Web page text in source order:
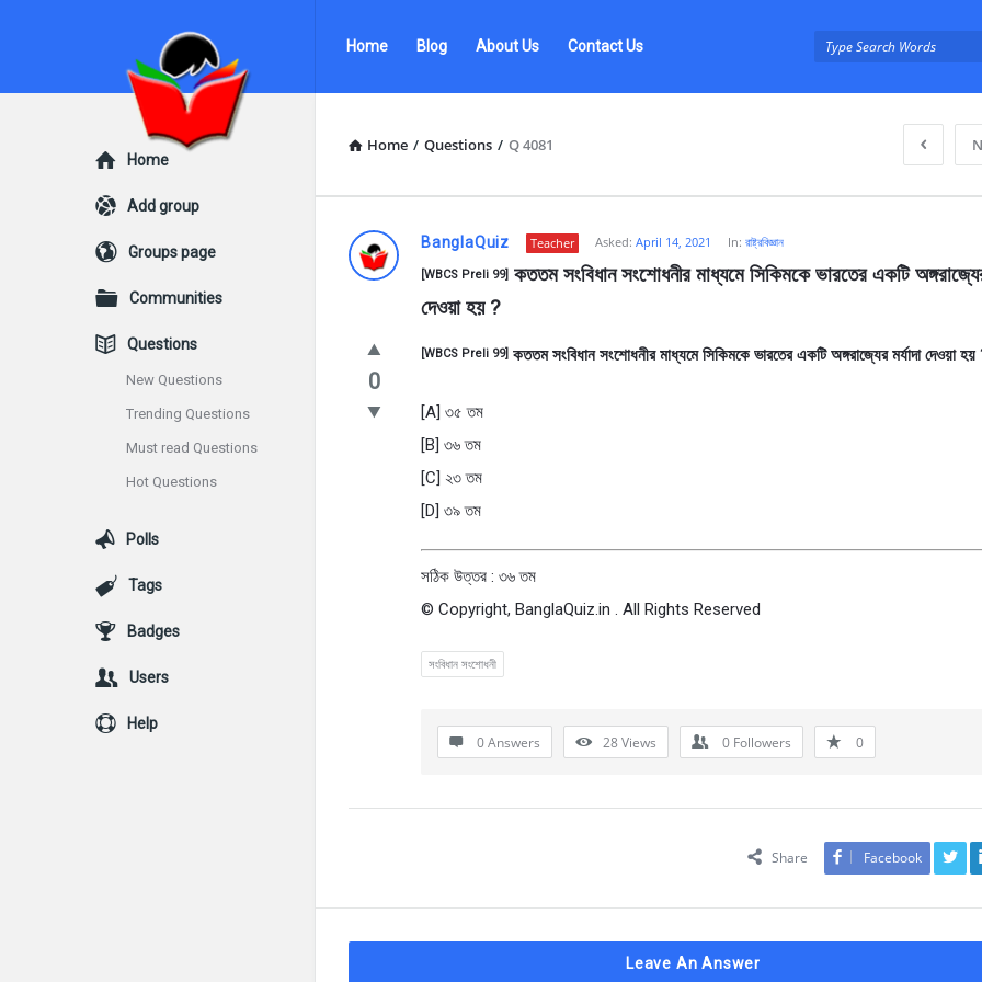
Questions
BanglaQuiz
Questions
by
BanglaQuiz
Home Blog About Us Contact Us
Home / Questions / Q 4081
Ask
Questions
by
BanglaQuiz
Latest
Questions
BanglaQuiz Teacher Asked: April 14, 2021 In: রাষ্ট্রবিজ্ঞান
[WBCS Preli 99] কততম সংবিধান সংশোধনীর মাধ্যমে সিকিমকে ভারতের একটি অঙ্গরাজ্যের
দেওয়া হয় ?
0
[WBCS Preli 99] কততম সংবিধান সংশোধনীর মাধ্যমে সিকিমকে ভারতের একটি অঙ্গরাজ্যের মর্যাদা দেওয়া হয়
[A] ৩৫ তম
[B] ৩৬ তম
[C] ২৩ তম
[D] ৩৯ তম
সঠিক উত্তর : ৩৬ তম
© Copyright, BanglaQuiz.in . All Rights Reserved
সংবিধান সংশোধনী
0 Answers 28Views 0 Followers 0
Share Facebook
Leave An Answer
Explore
Home
Add group
Groups page
Communities
Questions
New Questions
Trending Questions
Must read Questions
Hot Questions
Polls
Tags
Badges
Users
Help